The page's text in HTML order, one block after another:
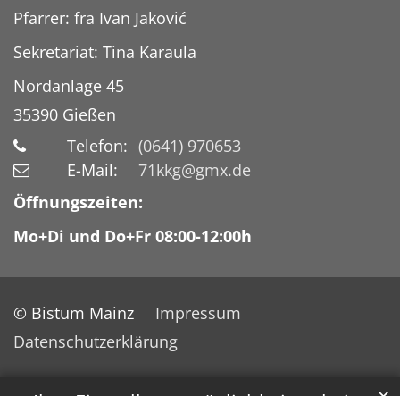
Pfarrer: fra Ivan Jaković
Sekretariat: Tina Karaula
Nordanlage 45
35390 Gießen
Telefon: (0641) 970653
E-Mail:
71kkg@gmx.de
Öffnungszeiten:
Mo+Di und Do+Fr 08:00-12:00h
© Bistum Mainz
Impressum
Datenschutzerklärung